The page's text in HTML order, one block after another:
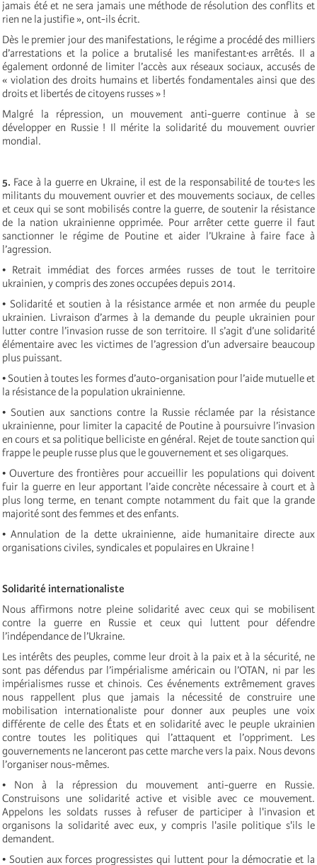
jamais été et ne sera jamais une méthode de résolution des conflits et
rien ne la justifie », ont-ils écrit.
Dès le premier jour des manifestations, le régime a procédé des milliers
d’arrestations et la police a brutalisé les manifestant∙es arrêtés. Il a
également ordonné de limiter l’accès aux réseaux sociaux, accusés de
« violation des droits humains et libertés fondamentales ainsi que des
droits et libertés de citoyens russes » !
Malgré la répression, un mouvement anti-guerre continue à se
développer en Russie ! Il mérite la solidarité du mouvement ouvrier
mondial.
5. Face à la guerre en Ukraine, il est de la responsabilité de tou∙te∙s les
militants du mouvement ouvrier et des mouvements sociaux, de celles
et ceux qui se sont mobilisés contre la guerre, de soutenir la résistance
de la nation ukrainienne opprimée. Pour arrêter cette guerre il faut
sanctionner le régime de Poutine et aider l’Ukraine à faire face à
l’agression.
• Retrait immédiat des forces armées russes de tout le territoire
ukrainien, y compris des zones occupées depuis 2014.
• Solidarité et soutien à la résistance armée et non armée du peuple
ukrainien. Livraison d’armes à la demande du peuple ukrainien pour
lutter contre l’invasion russe de son territoire. Il s’agit d’une solidarité
élémentaire avec les victimes de l’agression d’un adversaire beaucoup
plus puissant.
• Soutien à toutes les formes d’auto-organisation pour l’aide mutuelle et
la résistance de la population ukrainienne.
• Soutien aux sanctions contre la Russie réclamée par la résistance
ukrainienne, pour limiter la capacité de Poutine à poursuivre l’invasion
en cours et sa politique belliciste en général. Rejet de toute sanction qui
frappe le peuple russe plus que le gouvernement et ses oligarques.
• Ouverture des frontières pour accueillir les populations qui doivent
fuir la guerre en leur apportant l’aide concrète nécessaire à court et à
plus long terme, en tenant compte notamment du fait que la grande
majorité sont des femmes et des enfants.
• Annulation de la dette ukrainienne, aide humanitaire directe aux
organisations civiles, syndicales et populaires en Ukraine !
Solidarité internationaliste
Nous affirmons notre pleine solidarité avec ceux qui se mobilisent
contre la guerre en Russie et ceux qui luttent pour défendre
l’indépendance de l’Ukraine.
Les intérêts des peuples, comme leur droit à la paix et à la sécurité, ne
sont pas défendus par l’impérialisme américain ou l’OTAN, ni par les
impérialismes russe et chinois. Ces événements extrêmement graves
nous rappellent plus que jamais la nécessité de construire une
mobilisation internationaliste pour donner aux peuples une voix
différente de celle des États et en solidarité avec le peuple ukrainien
contre toutes les politiques qui l’attaquent et l’oppriment. Les
gouvernements ne lanceront pas cette marche vers la paix. Nous devons
l’organiser nous-mêmes.
• Non à la répression du mouvement anti-guerre en Russie.
Construisons une solidarité active et visible avec ce mouvement.
Appelons les soldats russes à refuser de participer à l'invasion et
organisons la solidarité avec eux, y compris l'asile politique s'ils le
demandent.
• Soutien aux forces progressistes qui luttent pour la démocratie et la